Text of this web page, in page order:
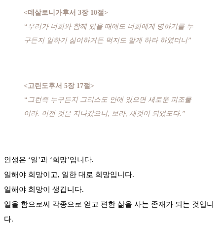
<데살로니가후서 3장 10절>
“우리가 너희와 함께 있을 때에도 너희에게 명하기를 누
구든지 일하기 싫어하거든 먹지도 말게 하라 하였더니”
<고린도후서 5장 17절>
“그런즉 누구든지 그리스도 안에 있으면 새로운 피조물
이라. 이전 것은 지나갔으니, 보라, 새것이 되었도다.”
인생은 ‘일’과 ‘희망’입니다.
일해야 희망이고, 일한 대로 희망입니다.
일해야 희망이 생깁니다.
일을 함으로써 각종으로 얻고 편한 삶을 사는 존재가 되는 것입니
다.